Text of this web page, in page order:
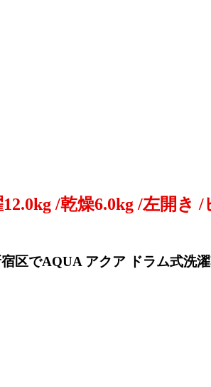
/乾燥6.0kg /左開き
区でAQUA アクア ドラム式洗